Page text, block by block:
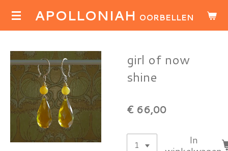
Ga
de
hoofdinhoud
APOLLONIAH OORBELLEN
girl of now
shine
€ 66,00
In